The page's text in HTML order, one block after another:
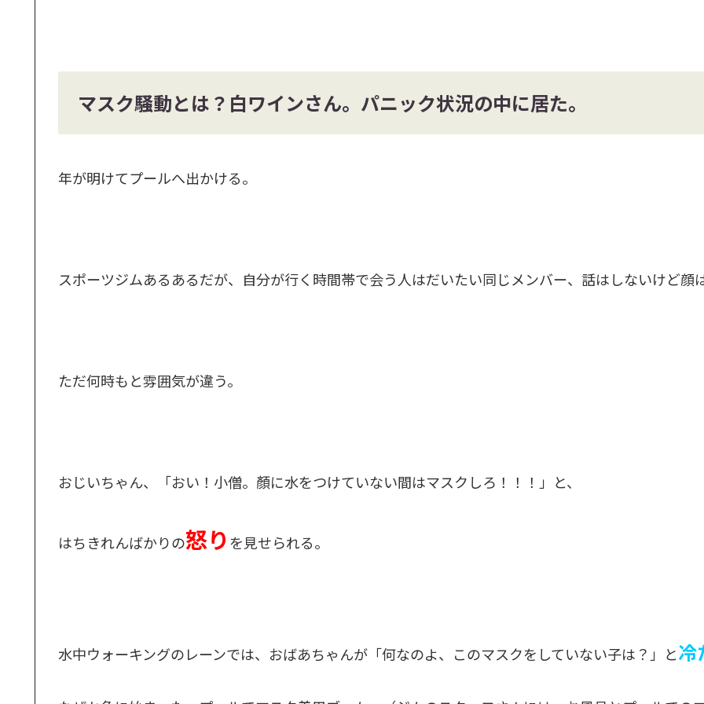
マスク騒動とは？白ワインさん。パニック状況の中に居た。
年が明けてプールへ出かける。
スポーツジムあるあるだが、自分が行く時間帯で会う人はだいたい同じメンバー、話はしないけど顔
ただ何時もと雰囲気が違う。
おじいちゃん、「おい！小僧。顏に水をつけていない間はマスクしろ！！！」と、
はちきれんばかりの怒り を見せられる。
水中ウォーキングのレーンでは、おばあちゃんが「何なのよ、このマスクをしていない子は？」と冷